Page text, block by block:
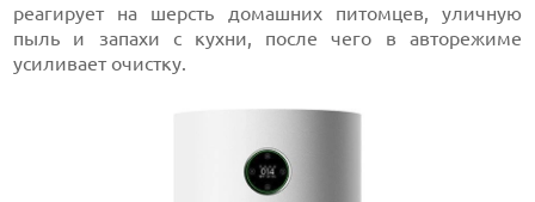
реагирует на шерсть домашних питомцев, уличную
пыль и запахи с кухни, после чего в авторежиме
усиливает очистку.